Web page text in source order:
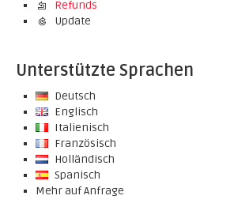
Refunds
Update
Unterstützte Sprachen
Deutsch
Englisch
Italienisch
Französisch
Holländisch
Spanisch
Mehr auf Anfrage